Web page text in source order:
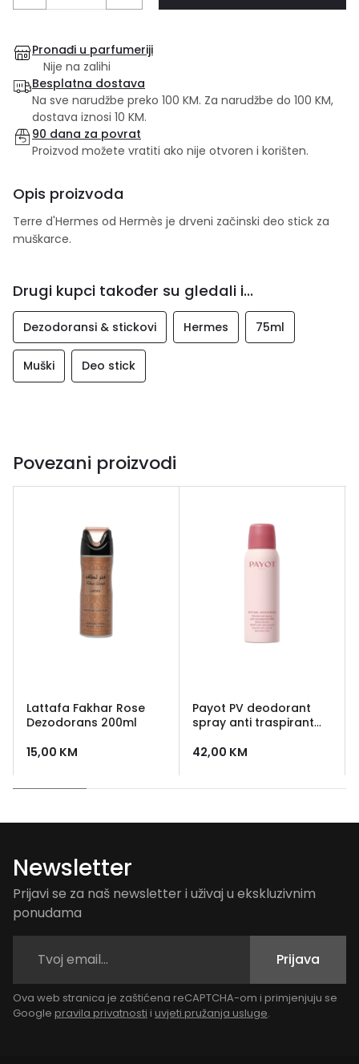
Pronađi u parfumeriji
Nije na zalihi
Besplatna dostava
Na sve narudžbe preko 100 KM. Za narudžbe do 100 KM,
dostava iznosi 10 KM.
90 dana za povrat
Proizvod možete vratiti ako nije otvoren i korišten.
Opis proizvoda
Terre d'Hermes od Hermès je drveni začinski deo stick za
muškarce.
Drugi kupci također su gledali i...
Dezodoransi & stickovi Hermes 75ml
Muški Deo stick
Povezani proizvodi
Lattafa Fakhar Rose
Dezodorans 200ml
15,00 KM
Payot PV deodorant
spray anti traspirant
42,00 KM
Newsletter
Prijavi se za naš newsletter i uživaj u ekskluzivnim
ponudama
Prijava
Ova web stranica je zaštićena reCAPTCHA-om i primjenjuju se
Google pravila privatnosti i uvjeti pružanja usluge.